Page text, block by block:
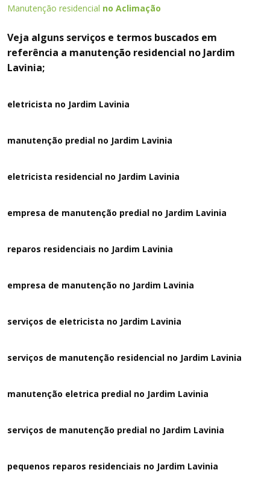
Manutenção residencial no Aclimação
Veja alguns serviços e termos buscados em
referência a manutenção residencial no Jardim
Lavinia;
eletricista no Jardim Lavinia
manutenção predial no Jardim Lavinia
eletricista residencial no Jardim Lavinia
empresa de manutenção predial no Jardim Lavinia
reparos residenciais no Jardim Lavinia
empresa de manutenção no Jardim Lavinia
serviços de eletricista no Jardim Lavinia
serviços de manutenção residencial no Jardim Lavinia
manutenção eletrica predial no Jardim Lavinia
serviços de manutenção predial no Jardim Lavinia
pequenos reparos residenciais no Jardim Lavinia